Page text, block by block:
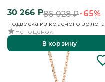
30 266₽86 028₽-65%
Подвеска из красного золота
Нет оценок
В корзину